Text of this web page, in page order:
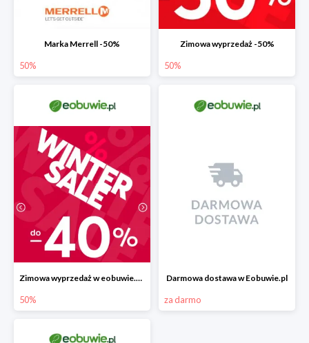
Marka Merrell -50%
50%
Zimowa wyprzedaż -50%
50%
Zimowa wyprzedaż w eobuwie.pl -40%
50%
Darmowa dostawa w Eobuwie.pl
za darmo